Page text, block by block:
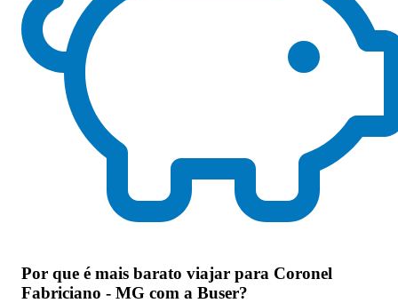
Por que é mais barato viajar para Coronel
Fabriciano - MG com a Buser?